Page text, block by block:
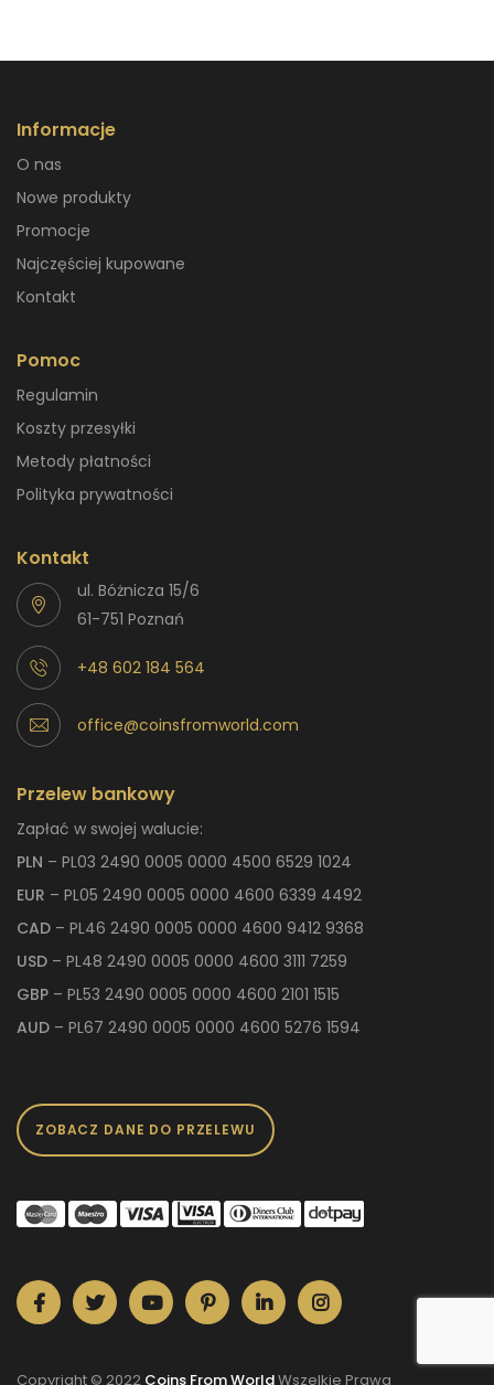
Informacje
O nas
Nowe produkty
Promocje
Najczęściej kupowane
Kontakt
Pomoc
Regulamin
Koszty przesyłki
Metody płatności
Polityka prywatności
Kontakt
ul. Bóżnicza 15/6
61-751 Poznań
+48 602 184 564
office@coinsfromworld.com
Przelew bankowy
Zapłać w swojej walucie:
PLN – PL03 2490 0005 0000 4500 6529 1024
EUR – PL05 2490 0005 0000 4600 6339 4492
CAD – PL46 2490 0005 0000 4600 9412 9368
USD – PL48 2490 0005 0000 4600 3111 7259
GBP – PL53 2490 0005 0000 4600 2101 1515
AUD – PL67 2490 0005 0000 4600 5276 1594
Copyright © 2022 Coins From WorldWszelkie Prawa
ZOBACZ DANE DO PRZELEWU